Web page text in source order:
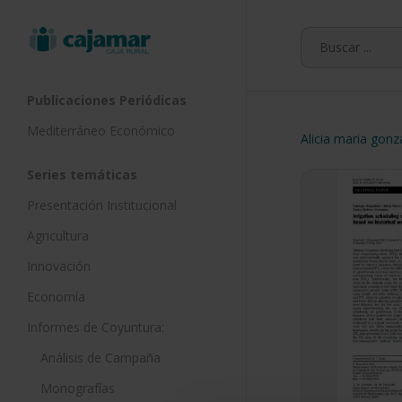
Publicaciones Periódicas
Mediterráneo Económico
Series temáticas
Presentación Institucional
Agricultura
Innovación
Economía
Informes de Coyuntura:
Análisis de Campaña
Monografías
Alicia maria